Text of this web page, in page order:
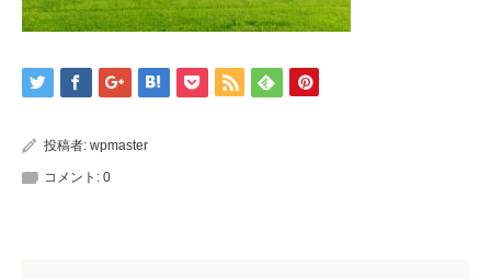
投稿者: wpmaster
コメント: 0